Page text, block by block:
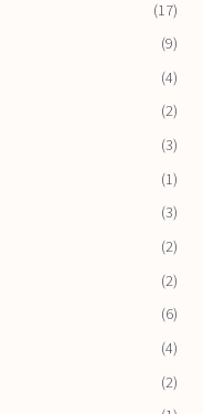
(17)
(9)
(4)
(2)
(3)
(1)
(3)
(2)
(2)
(6)
(4)
(2)